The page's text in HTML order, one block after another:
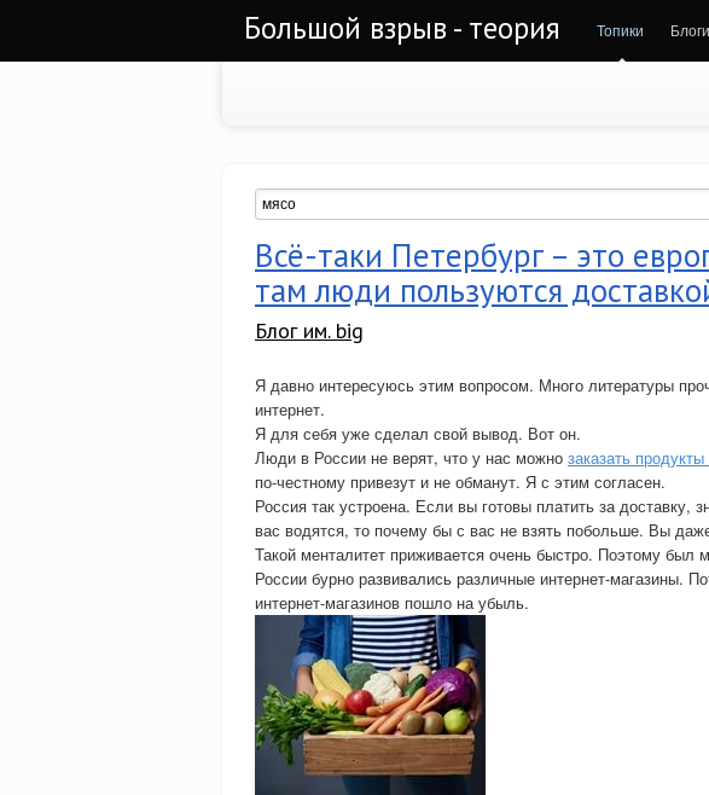
Большой взрыв - теория Топики Блоги
Всё-таки Петербург – это
там люди пользуются
Блог им. big
Я давно интересуюсь этим вопросом. Много литературы
интернет.
Я для себя уже сделал свой вывод. Вот он.
Люди в России не верят, что у нас можно заказать
по-честному привезут и не обманут. Я с этим согласен.
Россия так устроена. Если вы готовы платить за доставку,
вас водятся, то почему бы с вас не взять побольше. Вы
Такой менталитет приживается очень быстро. Поэтому был
России бурно развивались различные интернет-магазины.
интернет-магазинов пошло на убыль.